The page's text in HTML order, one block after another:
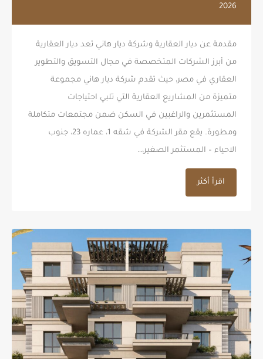
2026
مقدمة عن ديار العقارية وشركة ديار هاني تعد ديار العقارية
من أبرز الشركات المتخصصة في مجال التسويق والتطوير
العقاري في مصر، حيث تقدم شركة ديار هاني مجموعة
متميزة من المشاريع العقارية التي تلبي احتياجات
المستثمرين والراغبين في السكن ضمن مجتمعات متكاملة
ومطورة. يقع مقر الشركة في شقه 1، عماره 23، جنوب
الاحياء – المستثمر الصغير،…
اقرأ أكثر